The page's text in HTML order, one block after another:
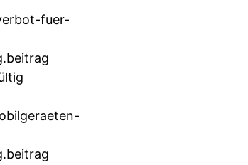
fuer-